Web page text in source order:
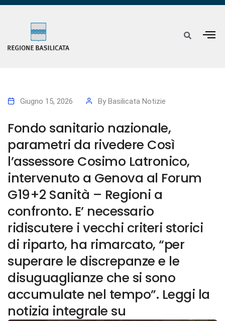
Giugno 15, 2026 By Basilicata Notizie
Fondo sanitario nazionale,
parametri da rivedere Così
l’assessore Cosimo Latronico,
intervenuto a Genova al Forum
G19+2 Sanità – Regioni a
confronto. E’ necessario
ridiscutere i vecchi criteri storici
di riparto, ha rimarcato, “per
superare le discrepanze e le
disuguaglianze che si sono
accumulate nel tempo”. Leggi la
notizia integrale su